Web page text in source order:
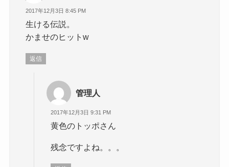
2017年12月3日 8:45 PM
生ける伝説。
かませのヒットw
返信
管理人
2017年12月3日 9:31 PM
黄色のトッポさん
残念ですよね。。。